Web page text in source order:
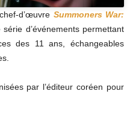
d’œuvre Summoners War:
d’événements permettant
des 11 ans, échangeables
par l’éditeur coréen pour